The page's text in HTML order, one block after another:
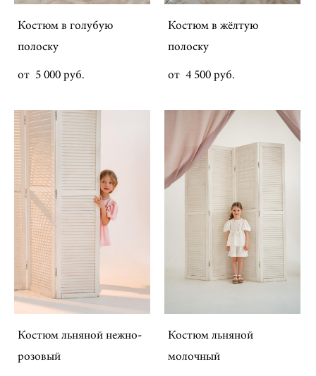
Костюм в голубую
полоску
от 5 000 pуб.
Костюм в жёлтую
полоску
от 4 500 pуб.
Костюм льняной нежно-
розовый
Костюм льняной
молочный